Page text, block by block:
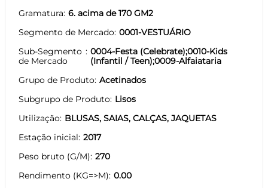
Gramatura 6. acima de 170 GM2
Segmento de Mercado 0001-VESTUÁRIO
Sub-Segmento
de Mercado
0004-Festa (Celebrate);0010-Kids
(Infantil / Teen);0009-Alfaiataria
Grupo de Produto Acetinados
Subgrupo de Produto Lisos
Utilização BLUSAS, SAIAS, CALÇAS, JAQUETAS
Estação inicial 2017
Peso bruto (G/M) 270
Rendimento (KG=>M) 0.00